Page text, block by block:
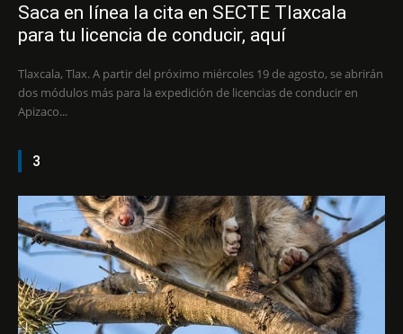
Saca en línea la cita en SECTE Tlaxcala
para tu licencia de conducir, aquí
Tlaxcala, Tlax. A partir del próximo miércoles 19 de agosto, se abrirán
dos módulos más para la expedición de licencias de conducir en
Apizaco...
3